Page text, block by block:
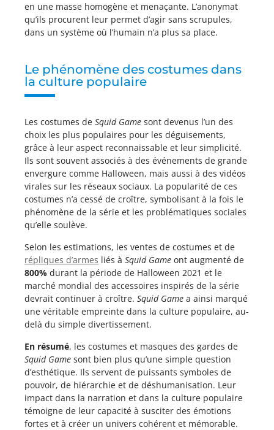
en une masse homogène et menaçante. L’anonymat
qu’ils procurent leur permet d’agir sans scrupules,
dans un système où l’humain n’a plus sa place.
Le phénomène des costumes dans
la culture populaire
Les costumes de Squid Game sont devenus l’un des
choix les plus populaires pour les déguisements,
grâce à leur aspect reconnaissable et leur simplicité.
Ils sont souvent associés à des événements de grande
envergure comme Halloween, mais aussi à des vidéos
virales sur les réseaux sociaux. La popularité de ces
costumes n’a cessé de croître, symbolisant à la fois le
phénomène de la série et les problématiques sociales
qu’elle soulève.
Selon les estimations, les ventes de costumes et de
répliques d’armes liés à Squid Game ont augmenté de
800% durant la période de Halloween 2021 et le
marché mondial des accessoires inspirés de la série
devrait continuer à croître. Squid Game a ainsi marqué
une véritable empreinte dans la culture populaire, au-
delà du simple divertissement.
En résumé, les costumes et masques des gardes de
Squid Game sont bien plus qu’une simple question
d’esthétique. Ils servent de puissants symboles de
pouvoir, de hiérarchie et de déshumanisation. Leur
impact dans la narration et dans la culture populaire
témoigne de leur capacité à susciter des émotions
fortes et à créer un univers cohérent et mémorable.